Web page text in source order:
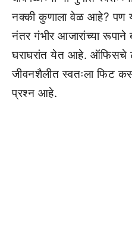
नक्की कुणाला वेळ आहे? पण
नंतर गंभीर आजारांच्या
घराघरांत येत आहे. ऑफिसचे
जीवनशैलीत स्वतःला फिट कसं
प्रश्न आहे.